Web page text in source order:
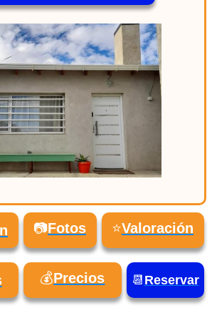
📷Fotos ⭐Valoración
💰Precios 📆 Reservar